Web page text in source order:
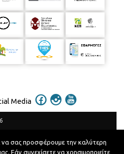
Media
να σας προσφέρουμε την καλύτερη
Εάν συνεχίσετε να χρησιμοποιείτε